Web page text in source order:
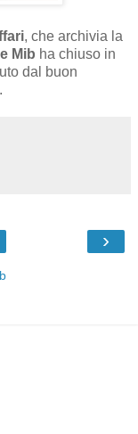
, che archivia la
Mib ha chiuso in
dal buon
›